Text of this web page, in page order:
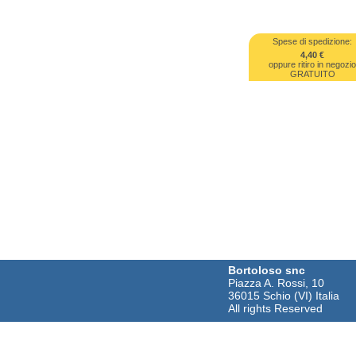
Spese di spedizione:
4,40 €
oppure ritiro in negozio
GRATUITO
Bortoloso snc
Piazza A. Rossi, 10
36015 Schio (VI) Italia
All rights Reserved